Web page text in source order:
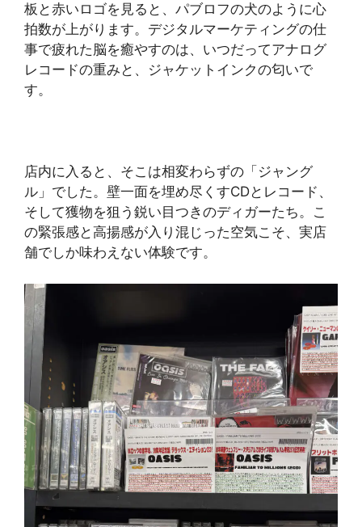
板と赤いロゴを見ると、パブロフの犬のように心
拍数が上がります。デジタルマーケティングの仕
事で疲れた脳を癒やすのは、いつだってアナログ
レコードの重みと、ジャケットインクの匂いで
す。
店内に入ると、そこは相変わらずの「ジャング
ル」でした。壁一面を埋め尽くすCDとレコード、
そして獲物を狙う鋭い目つきのディガーたち。こ
の緊張感と高揚感が入り混じった空気こそ、実店
舗でしか味わえない体験です。